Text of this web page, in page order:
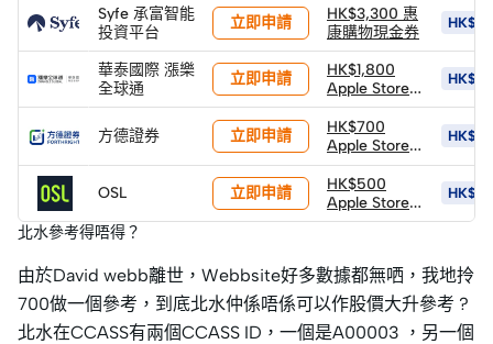
Syfe 承富智能
投資平台
立即申請
HK$3,300 惠
康購物現金券
華泰國際 漲樂
全球通
立即申請
HK$1,800
Apple Store
禮品卡 +
HK$600 股票
返現券 +
HK$900 股票
返現券 (*由華
泰發放)
方德證券 立即申請
HK$700
Apple Store
禮品卡
OSL 立即申請
HK$500
Apple Store
禮品卡 +
OSL發放)
北水參考得唔得？
由於David webb離世，Webbsite好多數據都無哂，我地拎
700做一個參考，到底北水仲係唔係可以作股價大升參考 ?
北水在CCASS有兩個CCASS ID，一個是A00003 ，另一個